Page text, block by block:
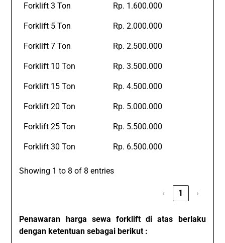
Forklift 3 Ton Rp. 1.600.000
Forklift 5 Ton Rp. 2.000.000
Forklift 7 Ton Rp. 2.500.000
Forklift 10 Ton Rp. 3.500.000
Forklift 15 Ton Rp. 4.500.000
Forklift 20 Ton Rp. 5.000.000
Forklift 25 Ton Rp. 5.500.000
Forklift 30 Ton Rp. 6.500.000
Showing 1 to 8 of 8 entries
‹ 1 ›
Penawaran harga sewa forklift di atas berlaku
dengan ketentuan sebagai berikut :